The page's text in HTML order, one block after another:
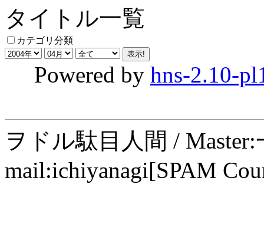
タイトル一覧
カテゴリ分類
Powered by hns-2.10-
ヲドル駄目人間 /
mail:ichiyanagi[SPAM